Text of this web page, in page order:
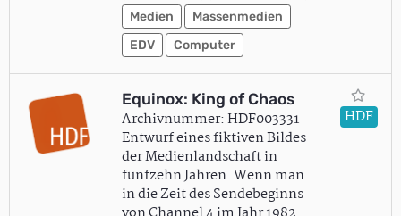
Medien
Massenmedien
EDV
Computer
Equinox: King of Chaos
Archivnummer: HDF003331
Entwurf eines fiktiven Bildes
der Medienlandschaft in
fünfzehn Jahren. Wenn man
in die Zeit des Sendebeginns
HDF